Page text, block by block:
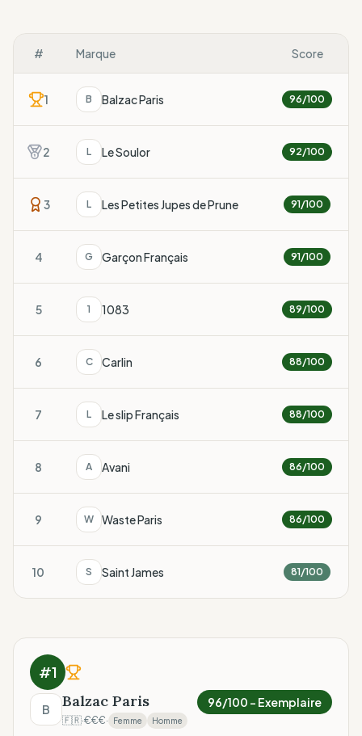
# Marque Score
1 B Balzac Paris 96/100
2 L Le Soulor 92/100
3 L Les Petites Jupes de Prune 91/100
4 G Garçon Français 91/100
5 1 1083 89/100
6 C Carlin 88/100
7 L Le slip Français 88/100
8 A Avani 86/100
9 W Waste Paris 86/100
10 S Saint James 81/100
#1
B Balzac Paris
🇫🇷·€€€· Femme Homme
96/100 – Exemplaire